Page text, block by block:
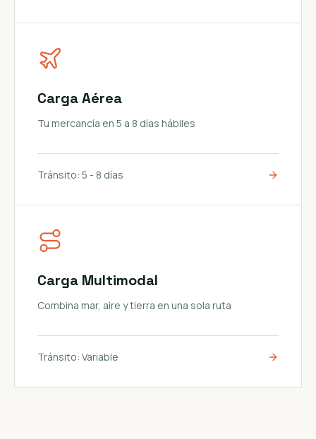
Carga Aérea
Tu mercancía en 5 a 8 días hábiles
Tránsito: 5 - 8 días
Carga Multimodal
Combina mar, aire y tierra en una sola ruta
Tránsito: Variable